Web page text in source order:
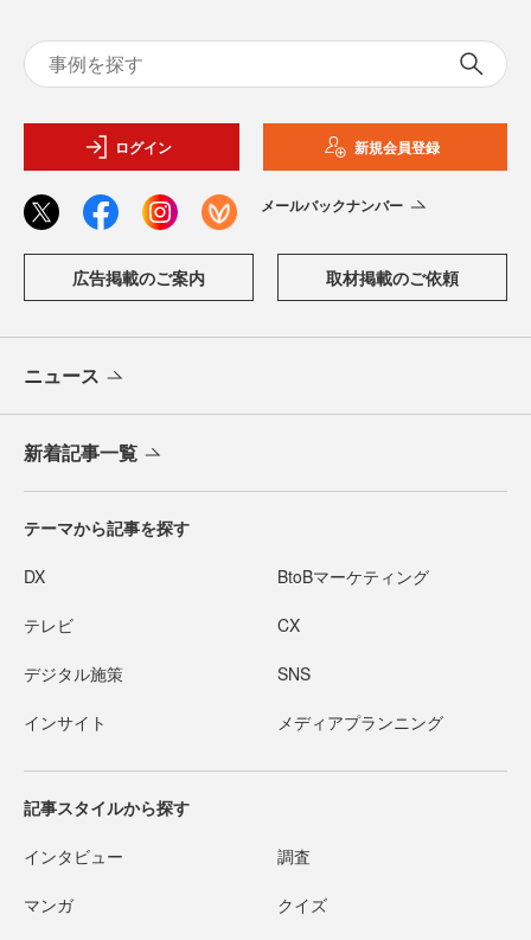
ログイン 新規会員登録
メールバックナンバー
広告掲載のご案内 取材掲載のご依頼
ニュース
新着記事一覧
テーマから記事を探す
DX BtoBマーケティング
テレビ CX
デジタル施策 SNS
インサイト メディアプランニング
記事スタイルから探す
インタビュー 調査
マンガ クイズ